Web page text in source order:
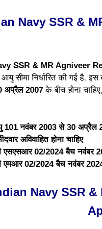
Navy SSR &
SSR & MR Agniveer
सीमा निर्धारित की गई है,
अप्रैल 2007 के बीच होना
101 नवंबर 2003 से 30 अप्रैल
अविवाहित होना चाहिए
एसएसआर 02/2024 बैच नवंबर
एमआर 02/2024 बैच नवंबर
Navy SSR &